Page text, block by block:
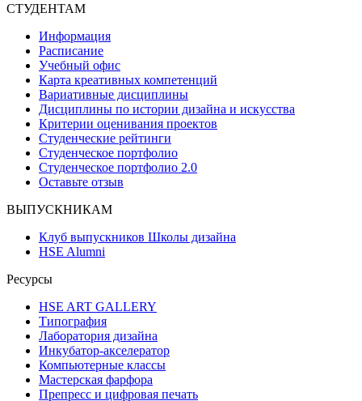
СТУДЕНТАМ
Информация
Расписание
Учебный офис
Карта креативных компетенций
Вариативные дисциплины
Дисциплины по истории дизайна и искусства
Критерии оценивания проектов
Студенческие рейтинги
Студенческое портфолио
Студенческое портфолио 2.0
Оставьте отзыв
ВЫПУСКНИКАМ
Клуб выпускников Школы дизайна
HSE Alumni
Ресурсы
HSE ART GALLERY
Типография
Лаборатория дизайна
Инкубатор-акселератор
Компьютерные классы
Мастерская фарфора
Препресс и цифровая печать